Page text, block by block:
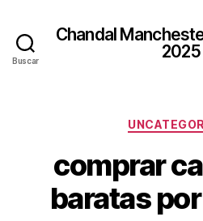
Buscar
Chandal
2025
comprar
baratas